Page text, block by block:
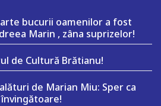
bucurii oamenilor a fost
Marin , zâna suprizelor!
de Cultură Brătianu!
de Marian Miu: Sper ca